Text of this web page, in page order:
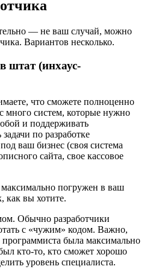
— не ваш случай, можно
Вариантов несколько.
штат (инхаус-
что сможете полноценно
много систем, которые нужно
и поддерживать
по разработке
ваш бизнес (своя система
сайта, свое кассовое
максимально погружен в ваш
как вы хотите.
Обычно разработчики
с «чужим» кодом. Важно,
программиста была максимально
кто-то, кто сможет хорошо
уровень специалиста.